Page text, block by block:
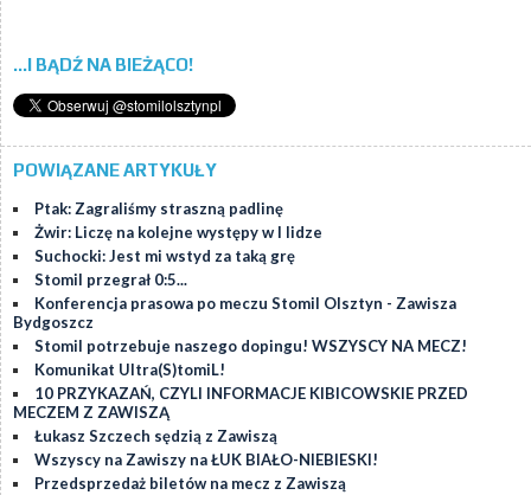
...I BĄDŹ NA BIEŻĄCO!
POWIĄZANE ARTYKUŁY
Ptak: Zagraliśmy straszną padlinę
Żwir: Liczę na kolejne występy w I lidze
Suchocki: Jest mi wstyd za taką grę
Stomil przegrał 0:5...
Konferencja prasowa po meczu Stomil Olsztyn - Zawisza
Bydgoszcz
Stomil potrzebuje naszego dopingu! WSZYSCY NA MECZ!
Komunikat Ultra(S)tomiL!
10 PRZYKAZAŃ, CZYLI INFORMACJE KIBICOWSKIE PRZED
MECZEM Z ZAWISZĄ
Łukasz Szczech sędzią z Zawiszą
Wszyscy na Zawiszy na ŁUK BIAŁO-NIEBIESKI!
Przedsprzedaż biletów na mecz z Zawiszą